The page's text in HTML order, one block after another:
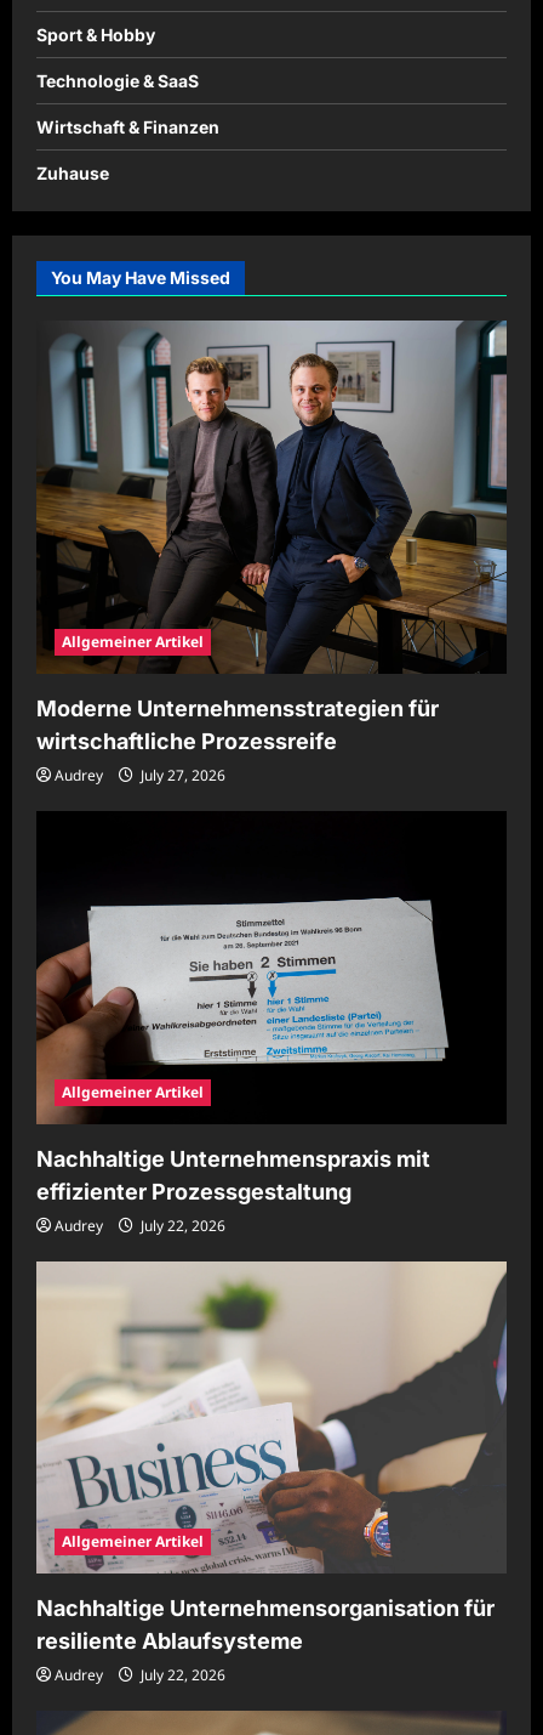
Sport & Hobby
Technologie & SaaS
Wirtschaft & Finanzen
Zuhause
You May Have Missed
Allgemeiner Artikel
Moderne Unternehmensstrategien für
wirtschaftliche Prozessreife
Audrey July 27, 2026
Allgemeiner Artikel
Nachhaltige Unternehmenspraxis mit
effizienter Prozessgestaltung
Audrey July 22, 2026
Allgemeiner Artikel
Nachhaltige Unternehmensorganisation für
resiliente Ablaufsysteme
Audrey July 22, 2026